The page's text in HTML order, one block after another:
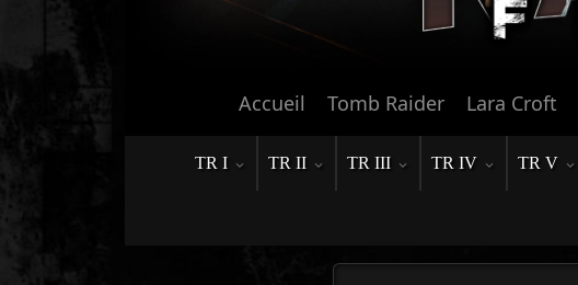
Accueil Tomb Raider Lara Croft
TR I TR II TR III TR IV TR V